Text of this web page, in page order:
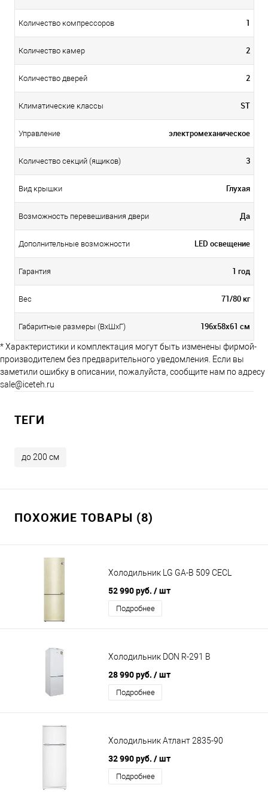
Количество компрессоров 1
Количество камер 2
Количество дверей 2
Климатические классы ST
Управление электромеханическое
Количество секций (ящиков) 3
Вид крышки Глухая
Возможность перевешивания двери Да
Дополнительные возможности LED освещение
Гарантия 1 год
Вес 71/80 кг
Габаритные размеры (ВхШхГ) 196х58х61 см
* Характеристики и комплектация могут быть изменены фирмой-
производителем без предварительного уведомления. Если вы
заметили ошибку в описании, пожалуйста, сообщите нам по адресу
sale@iceteh.ru
ТЕГИ
до 200 см
ПОХОЖИЕ ТОВАРЫ (8)
Холодильник LG GA-B 509 CEСL
52 990 руб. / шт
Подробнее
Холодильник DON R-291 B
28 990 руб. / шт
Подробнее
Холодильник Атлант 2835-90
32 990 руб. / шт
Подробнее